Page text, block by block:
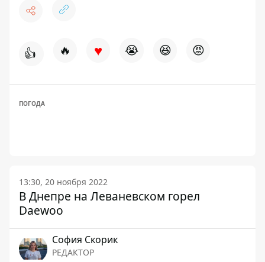
👍 🔥 ♥ 😭 😆 😡
ПОГОДА
13:30, 20 ноября 2022
В Днепре на Леваневском горел
Daewoo
София Скорик
РЕДАКТОР